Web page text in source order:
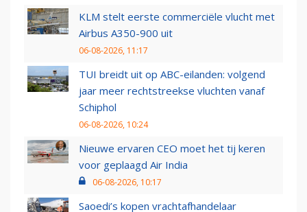
KLM stelt eerste commerciële vlucht met
Airbus A350-900 uit
06-08-2026, 11:17
TUI breidt uit op ABC-eilanden: volgend
jaar meer rechtstreekse vluchten vanaf
Schiphol
06-08-2026, 10:24
Nieuwe ervaren CEO moet het tij keren
voor geplaagd Air India
06-08-2026, 10:17
Saoedi’s kopen vrachtafhandelaar